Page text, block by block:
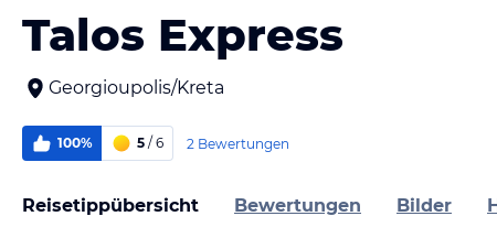
Talos Express
Georgioupolis/Kreta
100% 5 / 6 2 Bewertungen
Reisetippübersicht Bewertungen Bilder